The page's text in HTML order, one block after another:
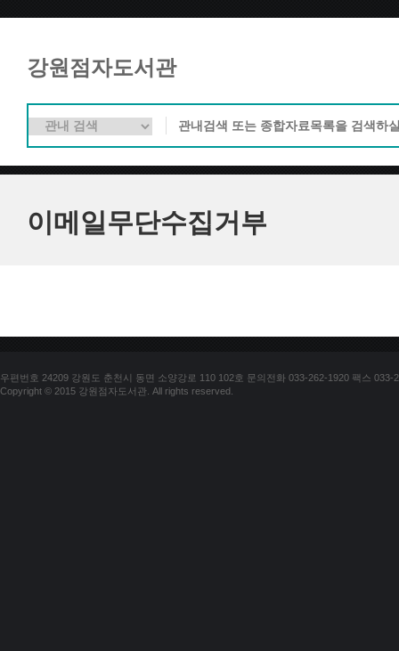
강원점자도서관
이메일무단수집거부
우편번호 24209 강원도 춘천시 동면 소양강로 110 102호 문의전화 033-262-1920 팩스 033-
Copyright © 2015 강원점자도서관. All rights reserved.